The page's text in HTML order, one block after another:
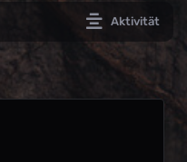
Aktivität